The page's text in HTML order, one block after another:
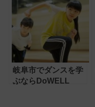
岐阜市でダンスを学
ぶならDoWELL